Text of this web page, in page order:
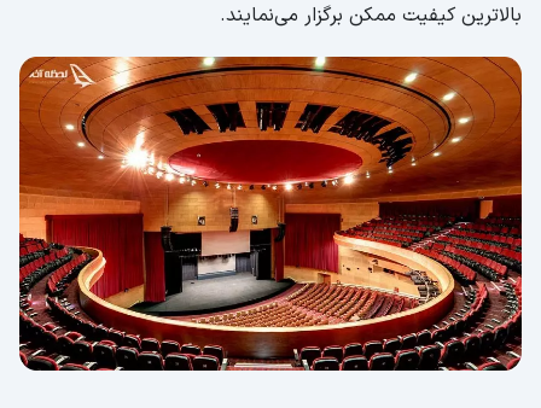
بالاترین کیفیت ممکن برگزار می‌نمایند.